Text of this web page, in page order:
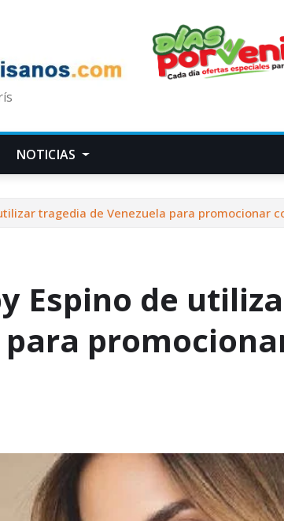
NOTICIAS
tragedia de Venezuela para promocionar
Espino de
para